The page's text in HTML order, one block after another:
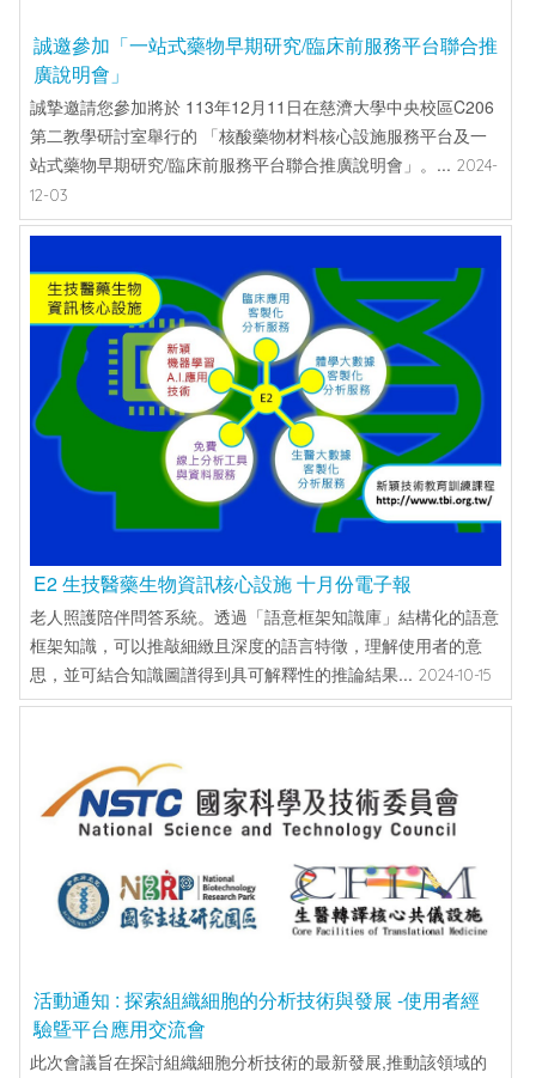
誠邀參加「一站式藥物早期研究/臨床前服務平台聯合推
廣說明會」
誠摯邀請您參加將於 113年12月11日在慈濟大學中央校區C206
第二教學研討室舉行的 「核酸藥物材料核心設施服務平台及一
站式藥物早期研究/臨床前服務平台聯合推廣說明會」。... 2024-
12-03
E2 生技醫藥生物資訊核心設施 十月份電子報
老人照護陪伴問答系統。透過「語意框架知識庫」結構化的語意
框架知識，可以推敲細緻且深度的語言特徵，理解使用者的意
思，並可結合知識圖譜得到具可解釋性的推論結果... 2024-10-15
活動通知 : 探索組織細胞的分析技術與發展 -使用者經
驗曁平台應用交流會
此次會議旨在探討組織細胞分析技術的最新發展,推動該領域的